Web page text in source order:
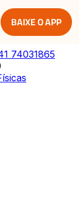
BAIXE O APP
74031865